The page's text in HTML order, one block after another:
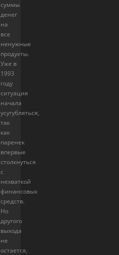
суммы
денег
на
все
ненужные
продукты.
Уже в
1993
году
ситуация
начала
усугубляться,
так
как
паренек
впервые
столкнуться
с
нехваткой
финансовых
средств.
Но
другого
выхода
не
остается,